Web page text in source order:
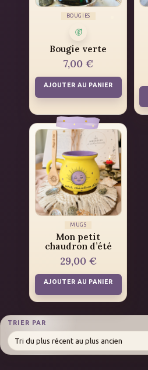
TRIER PAR
BOUGIES
Bougie verte
7,00 €
AJOUTER AU PANIER
MUGS
Mon petit
chaudron d’été
29,00 €
AJOUTER AU PANIER